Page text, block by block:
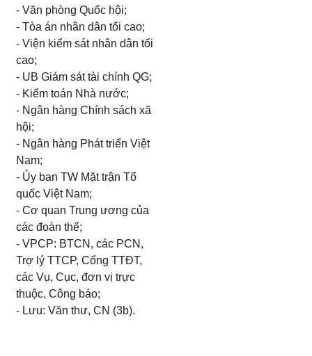
- Văn phòng Quốc hội;
- Tòa án nhân dân tối cao;
- Viện kiểm sát nhân dân tối
cao;
- UB Giám sát tài chính QG;
- Kiểm toán Nhà nước;
- Ngân hàng Chính sách xã
hội;
- Ngân hàng Phát triển Việt
Nam;
- Ủy ban TW Mặt trận Tổ
quốc Việt Nam;
- Cơ quan Trung ương của
các đoàn thể;
- VPCP: BTCN, các PCN,
Trợ lý TTCP, Cổng TTĐT,
các Vụ, Cục, đơn vị trực
thuộc, Công báo;
- Lưu: Văn thư, CN (3b).